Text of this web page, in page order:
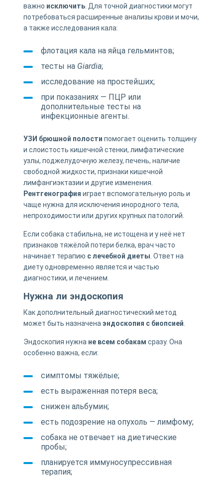
важно исключить. Для точной диагностики могут
потребоваться расширенные анализы крови и мочи,
а также исследования кала:
флотация кала на яйца гельминтов;
тесты на Giardia;
исследование на простейших;
при показаниях — ПЦР или
дополнительные тесты на
инфекционные агенты.
УЗИ брюшной полости помогает оценить толщину
и слоистость кишечной стенки, лимфатические
узлы, поджелудочную железу, печень, наличие
свободной жидкости, признаки кишечной
лимфангиэктазии и другие изменения.
Рентгенография играет вспомогательную роль и
чаще нужна для исключения инородного тела,
непроходимости или других крупных патологий.
Если собака стабильна, не истощена и у неё нет
признаков тяжёлой потери белка, врач часто
начинает терапию с лечебной диеты . Ответ на
диету одновременно является и частью
диагностики, и лечением.
Нужна ли эндоскопия
Как дополнительный диагностический метод
может быть назначена эндоскопия с биопсией
Эндоскопия нужна не всем собакам сразу. Она
особенно важна, если:
симптомы тяжёлые;
есть выраженная потеря веса;
снижен альбумин;
есть подозрение на опухоль — лимфому;
собака не отвечает на диетические
пробы;
планируется иммуносупрессивная
терапия;